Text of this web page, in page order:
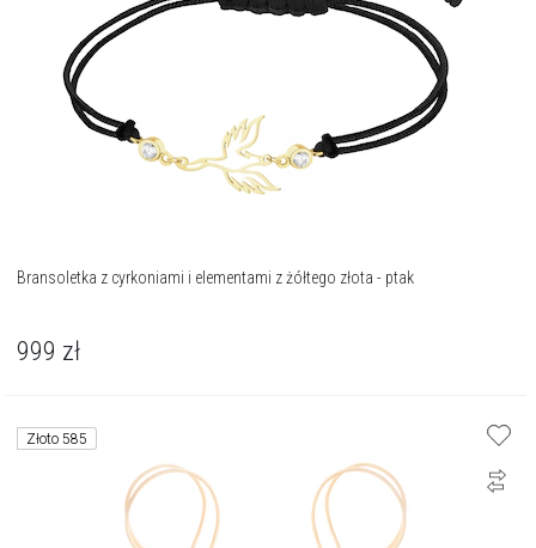
Bransoletka z cyrkoniami i elementami z żółtego złota - ptak
999 zł
Złoto 585